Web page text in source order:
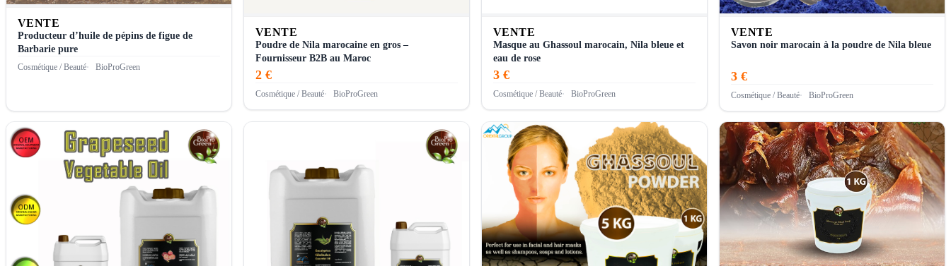
VENTE
Producteur d’huile de pépins de figue de
Barbarie pure
Cosmétique / Beauté BioProGreen
VENTE
Poudre de Nila marocaine en gros –
Fournisseur B2B au Maroc
2 €
Cosmétique / Beauté BioProGreen
VENTE
Masque au Ghassoul marocain, Nila bleue et
eau de rose
3 €
Cosmétique / Beauté BioProGreen
VENTE
Savon noir marocain à la poudre de Nila bleue
3 €
Cosmétique / Beauté BioProGreen